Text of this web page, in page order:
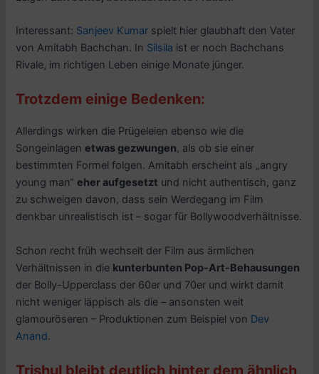
Interessant: Sanjeev Kumar spielt hier glaubhaft den Vater
von Amitabh Bachchan. In Silsila ist er noch Bachchans
Rivale, im richtigen Leben einige Monate jünger.
Trotzdem einige Bedenken:
Allerdings wirken die Prügeleien ebenso wie die
Songeinlagenetwas gezwungen, als ob sie einer
bestimmten Formel folgen. Amitabh erscheint als „angry
young man“eher aufgesetzt und nicht authentisch, ganz
zu schweigen davon, dass sein Werdegang im Film
denkbar unrealistisch ist – sogar für Bollywoodverhältnisse.
Schon recht früh wechselt der Film aus ärmlichen
Verhältnissen in die kunterbunten Pop-Art-Behausungen
der Bolly-Upperclass der 60er und 70er und wirkt damit
nicht weniger läppisch als die – ansonsten weit
glamouröseren – Produktionen zum Beispiel von Dev
Anand.
Trishul bleibt deutlich hinter dem ähnlich